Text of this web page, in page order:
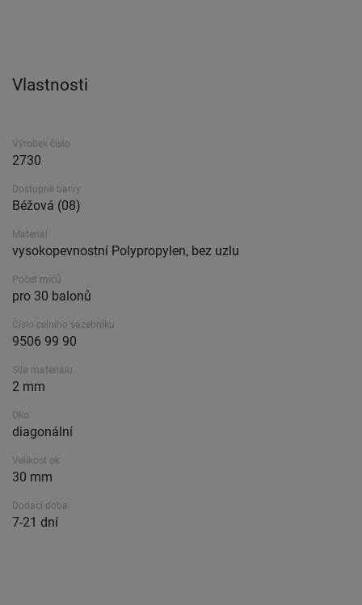
Vlastnosti
Výrobek číslo
2730
Dostupné barvy
Béžová (08)
Materiál
vysokopevnostní Polypropylen, bez uzlu
Počet míčů
pro 30 balonů
Číslo celního sazebníku
9506 99 90
Síla materiálu
2 mm
Oko
diagonální
Velikost ok
30 mm
Dodací doba.
7-21 dní